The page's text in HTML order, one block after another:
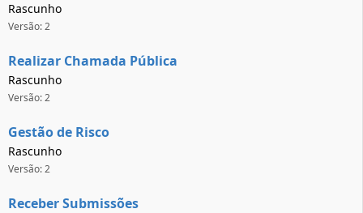
Rascunho
Versão: 2
Realizar Chamada Pública
Rascunho
Versão: 2
Gestão de Risco
Rascunho
Versão: 2
Receber Submissões